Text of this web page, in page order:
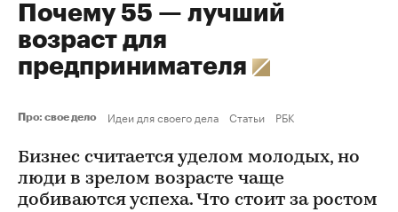
Почему 55 — лучший
возраст для
предпринимателя
Про: свое дело Идеи для своего дела Статьи РБК
Бизнес считается уделом молодых, но
люди в зрелом возрасте чаще
добиваются успеха. Что стоит за ростом